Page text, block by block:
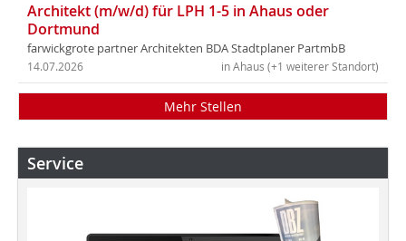
Architekt (m/w/d) für LPH 1-5 in Ahaus oder
Dortmund
farwickgrote partner Architekten BDA Stadtplaner PartmbB
in Ahaus (+1 weiterer Standort)
14.07.2026
Mehr Stellen
Service